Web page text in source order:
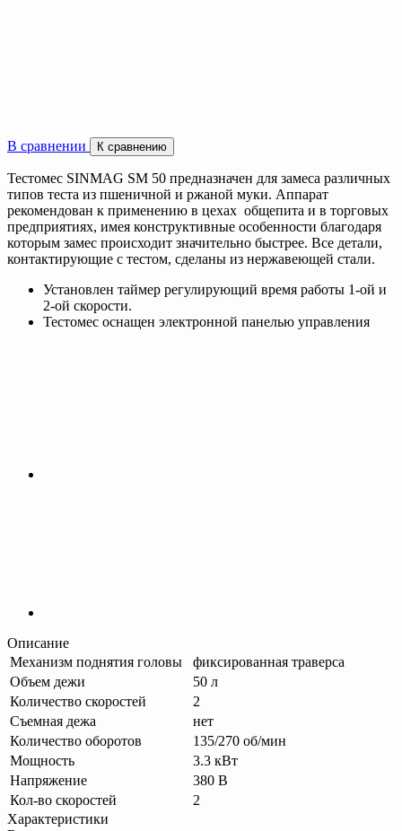
В сравнении К сравнению
Тестомес SINMAG SМ 50 предназначен для замеса различных
типов теста из пшеничной и ржаной муки. Аппарат
рекомендован к применению в цехах общепита и в торговых
предприятиях, имея конструктивные особенности благодаря
которым замес происходит значительно быстрее. Все детали,
контактирующие с тестом, сделаны из нержавеющей стали.
Установлен таймер регулирующий время работы 1-ой и
2-ой скорости.
Тестомес оснащен электронной панелью управления
Описание
Механизм поднятия головы
фиксированная траверса
Объем дежи
50 л
Количество скоростей
2
Съемная дежа
нет
Количество оборотов
135/270 об/мин
Мощность
3.3 кВт
Напряжение
380 В
Кол-во скоростей
2
Характеристики